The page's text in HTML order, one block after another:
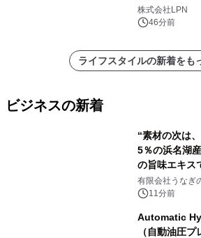
株式会社LPN
46分前
ライフスタイルの新着をも
ビジネスの新着
“素材の次は
5％の浜名湖
の旨味エキス
「井口の誉」
有限会社うなぎ
11分前
Automatic
（自動油圧プ